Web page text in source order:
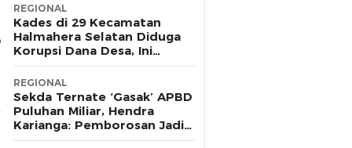
REGIONAL
Kades di 29 Kecamatan
Halmahera Selatan Diduga
Korupsi Dana Desa, Ini
Daftarnya
REGIONAL
Sekda Ternate ‘Gasak’ APBD
Puluhan Miliar, Hendra
Karianga: Pemborosan Jadi
Harus Diaudit